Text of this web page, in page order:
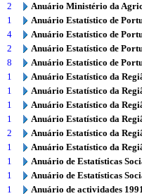
2
Anuário Ministério da
1
Anuário Estatístico de
4
Anuário Estatístico de
2
Anuário Estatístico de
8
Anuário Estatístico de
1
Anuário Estatístico da
1
Anuário Estatístico da
1
Anuário Estatístico da
1
Anuário Estatístico da
2
Anuário Estatístico da
1
Anuário Estatístico da
1
Anuário de Estatísticas
1
Anuário de Estatísticas
1
Anuário de actividades